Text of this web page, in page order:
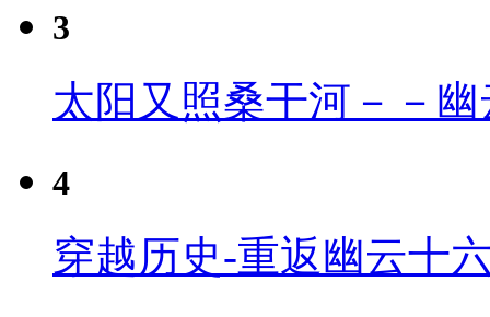
3
太阳又照桑干河－－
4
穿越历史-重返幽云十